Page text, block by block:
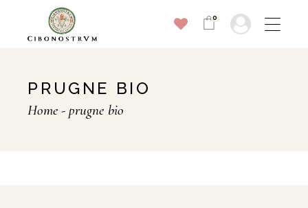
0
PRUGNE BIO
Home prugne bio